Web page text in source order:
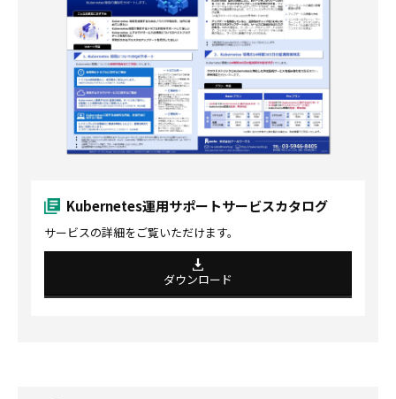
Kubernetes運用サポートサービスカタログ
サービスの詳細をご覧いただけます。
ダウンロード